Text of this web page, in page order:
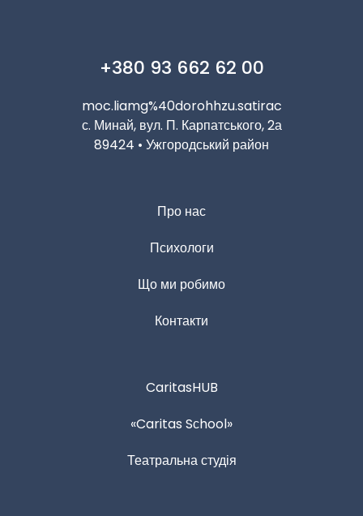
+380 93 662 62 00
moc.liamg%40dorohhzu.satirac
с. Минай, вул. П. Карпатського, 2а
89424 • Ужгородський район
Про нас
Психологи
Що ми робимо
Контакти
CaritasHUB
«Caritas Sсhool»
Театральна студія